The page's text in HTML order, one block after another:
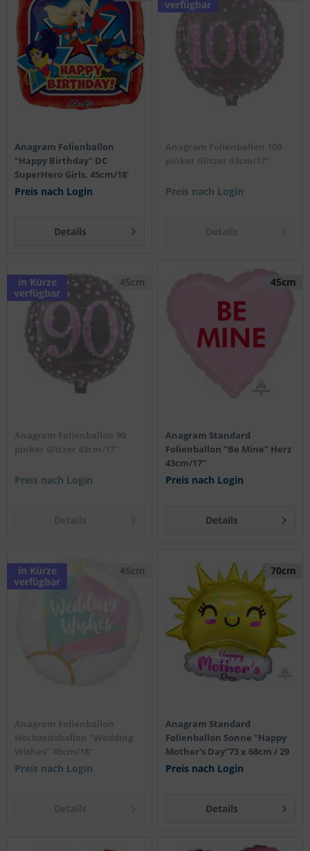
Anagram Folienballon
"Happy Birthday" DC
SuperHero Girls, 45cm/18'
Preis nach Login
Details
verfügbar
Anagram Folienballon 100
pinker Glitzer 43cm/17"
Preis nach Login
in Kürze
verfügbar
45cm
Anagram Folienballon 90
pinker Glitzer 43cm/17"
Preis nach Login
45cm
Anagram Standard
Folienballon "Be Mine" Herz
43cm/17"
Preis nach Login
Details
in Kürze
verfügbar
45cm
Anagram Folienballon
Hochzeitsballon "Wedding
Wishes" 45cm/18"
Preis nach Login
70cm
Anagram Standard
Folienballon Sonne "Happy
Mother's Day"73 x 68cm / 29
x...
Preis nach Login
Details